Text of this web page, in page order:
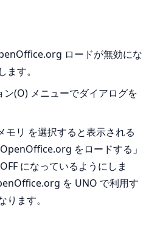
ロードが無効にな
す。
(O) メニューでダイアログを
リ を選択すると表示される
をロードする」
になっているようにしま
を UNO で利用す
ます。